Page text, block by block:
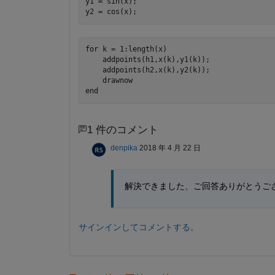
for k = 1:length(x)
    addpoints(h1,x(k),y1(k));
    addpoints(h2,x(k),y2(k));
    drawnow
1 件のコメント
denpika 2018 年 4 月 22 日
解決できました、ご回答ありがとうご
サインインしてコメントする。